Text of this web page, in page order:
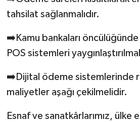
tahsilat sağlanmalıdır.
➡️Kamu bankaları
POS sistemleri
➡️Dijital ödeme sistemlerinde
maliyetler aşağı çekilmelidir.
Esnaf ve sanatkârlarımız, ülke